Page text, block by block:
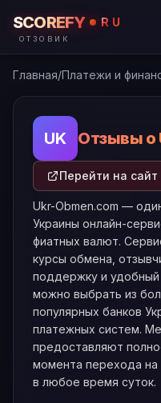
SCOREFY RU
ОТЗОВИК
Главная/Платежи и
UK Отзывы о
Перейти на сайт
Ukr-Obmen.com —
Украины онлайн-
фиатных валют.
курсы обмена,
поддержку и удобный
можно выбрать из
популярных банков
платежных систем.
предоставляют
момента перехода
в любое время суток.